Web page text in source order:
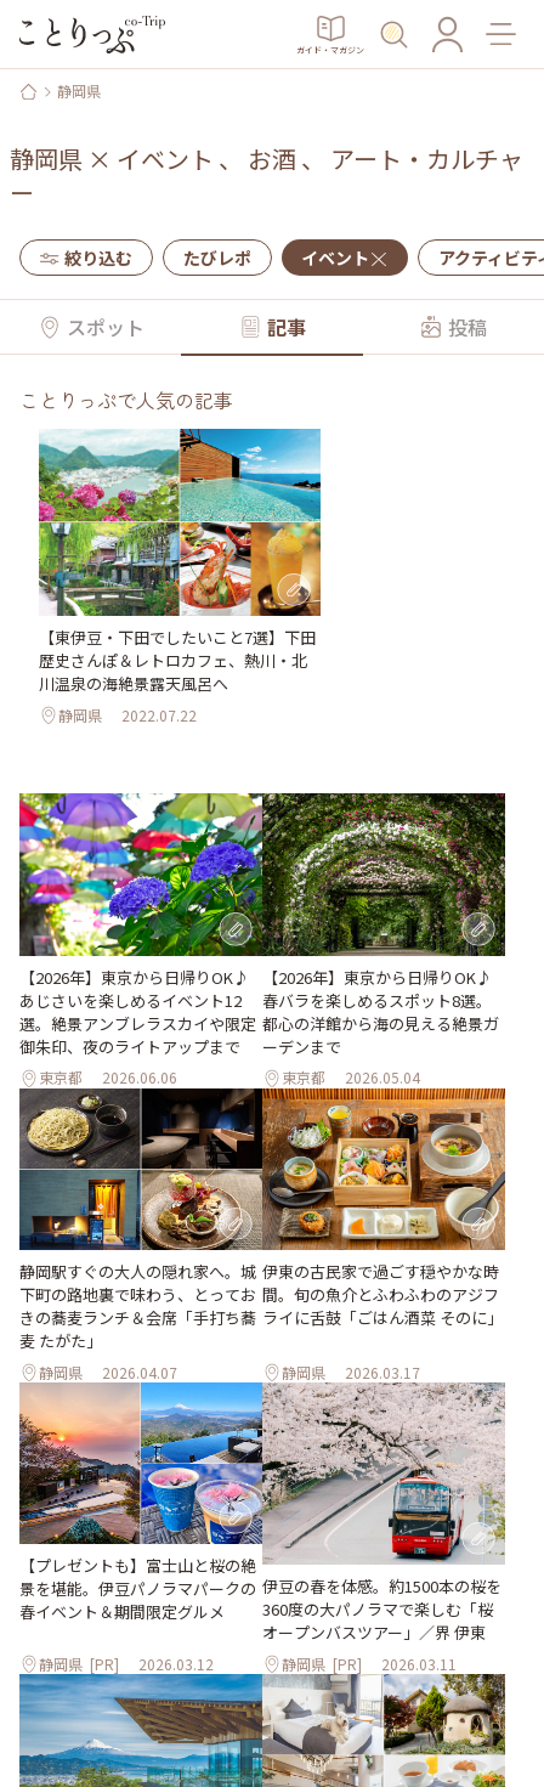
ガイド・マガジン
静岡県
静岡県 × イベント 、 お酒 、 アート・カルチャ
ー
絞り込む たびレポ イベント アクティビテ
スポット 記事 投稿
ことりっぷで人気の記事
【東伊豆・下田でしたいこと7選】下田
歴史さんぽ＆レトロカフェ、熱川・北
川温泉の海絶景露天風呂へ
静岡県 2022.07.22
【2026年】東京から日帰りOK♪
あじさいを楽しめるイベント12
選。絶景アンブレラスカイや限定
御朱印、夜のライトアップまで
東京都 2026.06.06
【2026年】東京から日帰りOK♪
春バラを楽しめるスポット8選。
都心の洋館から海の見える絶景ガ
ーデンまで
東京都 2026.05.04
静岡駅すぐの大人の隠れ家へ。城
下町の路地裏で味わう、とってお
きの蕎麦ランチ＆会席「手打ち蕎
麦 たがた」
静岡県 2026.04.07
伊東の古民家で過ごす穏やかな時
間。旬の魚介とふわふわのアジフ
ライに舌鼓「ごはん酒菜 そのに」
静岡県 2026.03.17
【プレゼントも】富士山と桜の絶
景を堪能。伊豆パノラマパークの
春イベント＆期間限定グルメ
静岡県 [PR] 2026.03.12
伊豆の春を体感。約1500本の桜を
360度の大パノラマで楽しむ「桜
オープンバスツアー」／界 伊東
静岡県 [PR] 2026.03.11